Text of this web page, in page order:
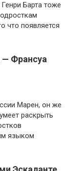
Барта тоже
что появляется
— Франсуа
Марен, он же
раскрыть
языком